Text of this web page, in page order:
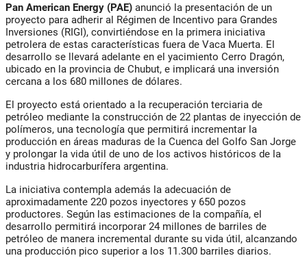
Pan American Energy (PAE) anunció la presentación de un
proyecto para adherir al Régimen de Incentivo para Grandes
Inversiones (RIGI), convirtiéndose en la primera iniciativa
petrolera de estas características fuera de Vaca Muerta. El
desarrollo se llevará adelante en el yacimiento Cerro Dragón,
ubicado en la provincia de Chubut, e implicará una inversión
cercana a los 680 millones de dólares.
El proyecto está orientado a la recuperación terciaria de
petróleo mediante la construcción de 22 plantas de inyección de
polímeros, una tecnología que permitirá incrementar la
producción en áreas maduras de la Cuenca del Golfo San Jorge
y prolongar la vida útil de uno de los activos históricos de la
industria hidrocarburífera argentina.
La iniciativa contempla además la adecuación de
aproximadamente 220 pozos inyectores y 650 pozos
productores. Según las estimaciones de la compañía, el
desarrollo permitirá incorporar 24 millones de barriles de
petróleo de manera incremental durante su vida útil, alcanzando
una producción pico superior a los 11.300 barriles diarios.